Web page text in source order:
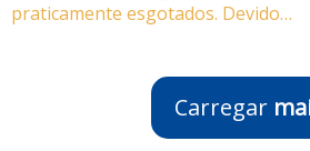
praticamente esgotados. Devido…
Carregar